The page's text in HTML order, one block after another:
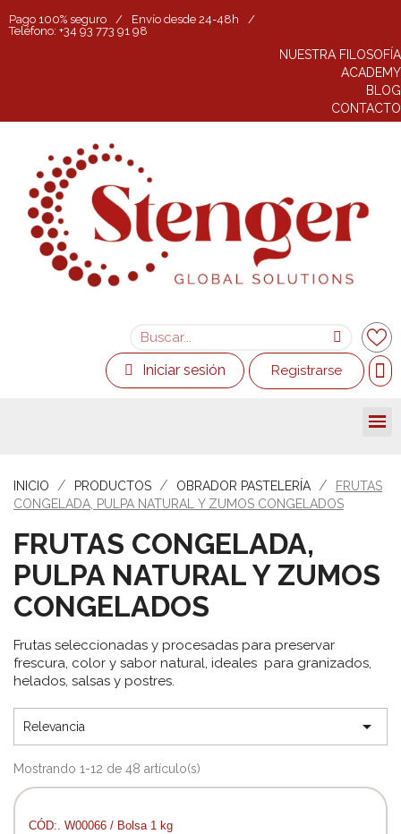
Pago 100% seguro / Envío desde 24-48h
/
Teléfono: +34 93 773 91 98
NUESTRA FILOSOFÍA
ACADEMY
BLOG
CONTACTO
Iniciar sesión Registrarse
INICIO PRODUCTOS OBRADOR PASTELERÍA
FRUTAS
CONGELADA, PULPA NATURAL Y ZUMOS CONGELADOS
FRUTAS CONGELADA,
PULPA NATURAL Y ZUMOS
CONGELADOS
Frutas seleccionadas y procesadas para preservar
frescura, color y sabor natural, ideales para granizados,
helados, salsas y postres.
Relevancia 
Mostrando 1-12 de 48 artículo(s)
CÓD:. W00066 / Bolsa 1 kg